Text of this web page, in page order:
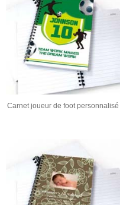
Carnet joueur de foot personnalisé